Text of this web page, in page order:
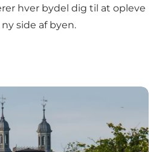
hver bydel dig til at opleve
side af byen.